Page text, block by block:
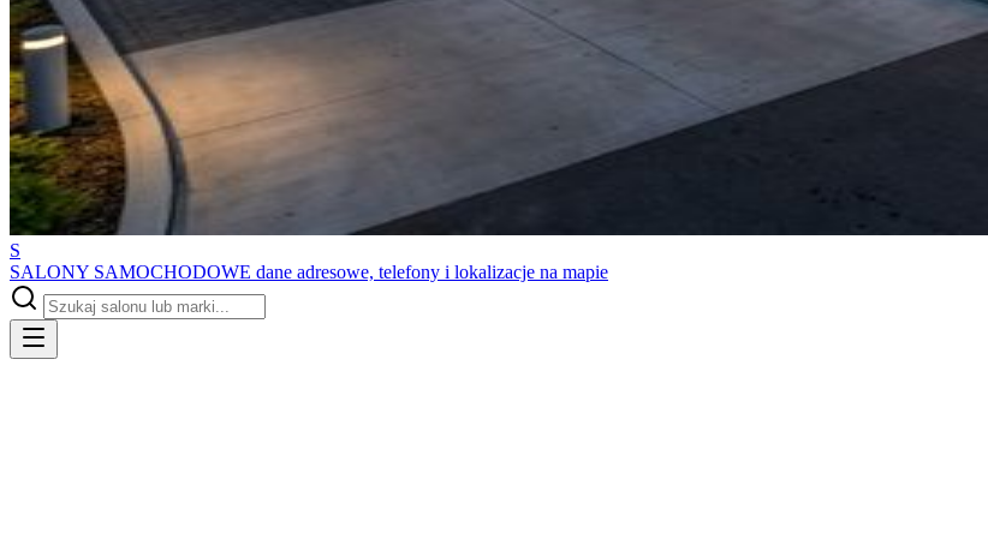
S
SALONY SAMOCHODOWE dane adresowe, telefony i lokalizacje na mapie